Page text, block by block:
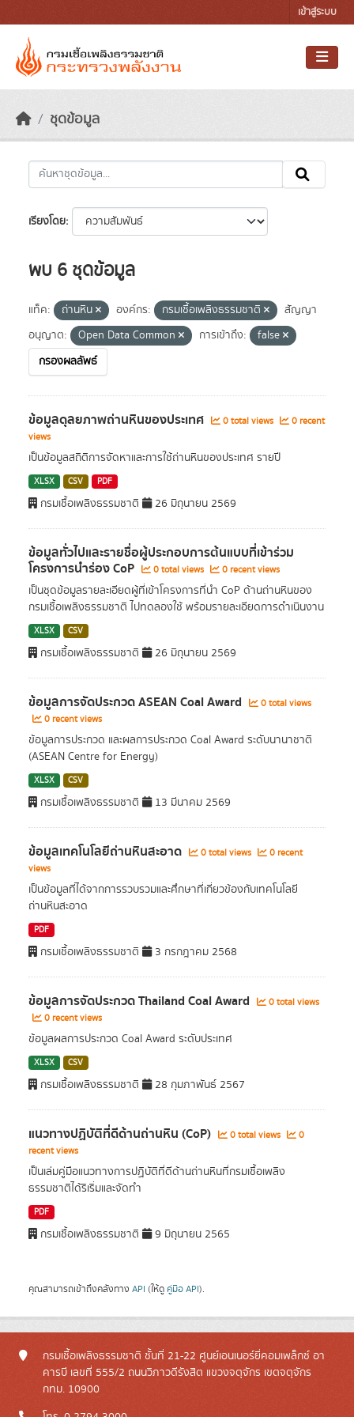
เข้าสู่ระบบ
ชุดข้อมูล
เรียงโดย
พบ 6 ชุดข้อมูล
แท็ค: ถ่านหิน องค์กร: กรมเชื้อเพลิงธรรมชาติ
สัญญา
อนุญาต:
Open Data Common การเข้าถึง:
false
กรองผลลัพธ์
ข้อมูลดุลยภาพถ่านหินของประเทศ 0 total views
0 recent
views
เป็นข้อมูลสถิติการจัดหาและการใช้ถ่านหินของประเทศ รายปี
XLSX CSV PDF
กรมเชื้อเพลิงธรรมชาติ 26 มิถุนายน 2569
ข้อมูลทั่วไปและรายชื่อผู้ประกอบการต้นแบบที่เข้าร่วม
โครงการนำร่อง CoP 0 total views 0 recent views
เป็นชุดข้อมูลรายละเอียดผู้ที่เข้าโครงการที่นำ CoP ด้านถ่านหินของ
กรมเชื้อเพลิงธรรมชาติ ไปทดลองใช้ พร้อมรายละเอียดการดำเนินงาน
XLSX CSV
กรมเชื้อเพลิงธรรมชาติ 26 มิถุนายน 2569
ข้อมูลการจัดประกวด ASEAN Coal Award
0 total views
0 recent views
ข้อมูลการประกวด และผลการประกวด Coal Award ระดับนานาชาติ
(ASEAN Centre for Energy)
XLSX CSV
กรมเชื้อเพลิงธรรมชาติ 13 มีนาคม 2569
ข้อมูลเทคโนโลยีถ่านหินสะอาด 0 total views
0 recent
views
เป็นข้อมูลที่ได้จากการรวบรวมและศึกษาที่เกี่ยวข้องกับเทคโนโลยี
ถ่านหินสะอาด
PDF
กรมเชื้อเพลิงธรรมชาติ 3 กรกฎาคม 2568
ข้อมูลการจัดประกวด Thailand Coal Award
0 total views
0 recent views
ข้อมูลผลการประกวด Coal Award ระดับประเทศ
XLSX CSV
กรมเชื้อเพลิงธรรมชาติ 28 กุมภาพันธ์ 2567
แนวทางปฏิบัติที่ดีด้านถ่านหิน (CoP) 0 total views
0
recent views
เป็นเล่มคู่มือแนวทางการปฏิบัติที่ดีด้านถ่านหินที่กรมเชื้อเพลิง
ธรรมชาติได้ริเริ่มและจัดทำ
PDF
กรมเชื้อเพลิงธรรมชาติ 9 มิถุนายน 2565
คุณสามารถเข้าถึงคลังทาง API (ให้ดู คู่มือ API).
กรมเชื้อเพลิงธรรมชาติ ชั้นที่ 21-22 ศูนย์เอนเนอร์ยี่คอมเพล็กซ์ อา
คารบี เลขที่ 555/2 ถนนวิภาวดีรังสิต แขวงจตุจักร เขตจตุจักร
กทม. 10900